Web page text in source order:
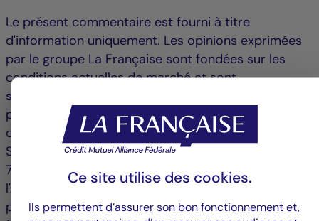
Le présent commentaire est fourni à titre
d'information uniquement. Les opinions exprimées
par le groupe La Française sont fondées sur les
conditions actuelles de marché et sont
susceptibles d'évoluer sans préavis. Ces opinions
peuvent différer de celles d'autres professionnels
de l'investissement. Publié par La Française Finance
Services, siège social situé 128 boulevard Raspail,
75006 Paris, France, société réglementée par
l'Autorité de Contrôle Prudentiel en tant que
prestataire de services d'investissement, n° 18673 X,
Ce site utilise des cookies.
Ils permettent d’assurer son bon fonctionnement et,